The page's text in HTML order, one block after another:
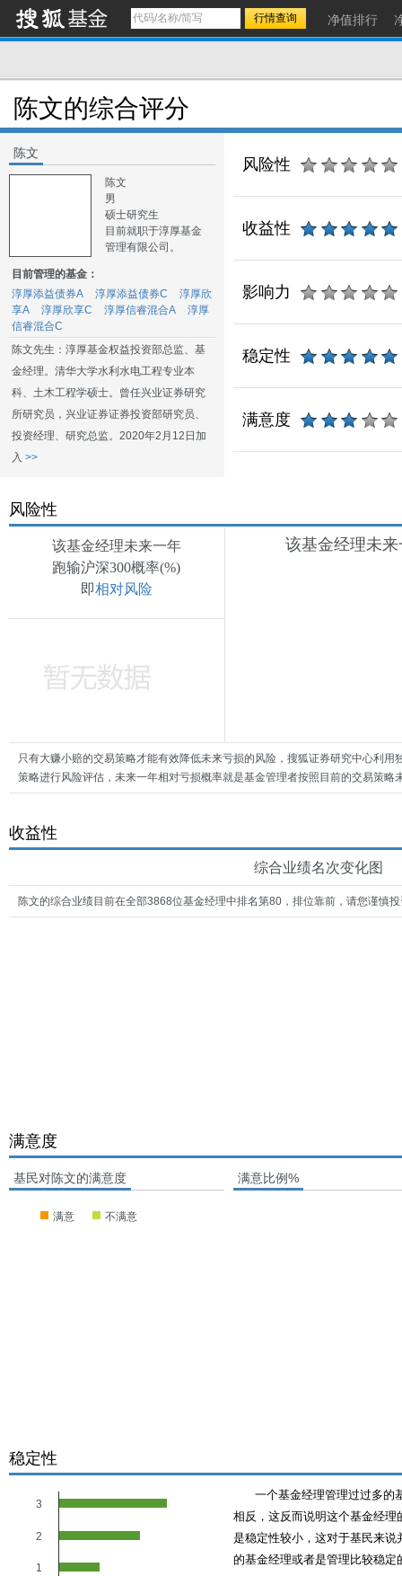
净值排行
陈文的综合评分
陈文
陈文
男
硕士研究生
目前就职于淳厚基金
管理有限公司。
目前管理的基金：
淳厚添益债券A
淳厚添益债券C
淳厚欣
享A
淳厚欣享C 淳厚信睿混合A
淳厚
信睿混合C
陈文先生：淳厚基金权益投资部总监、基
金经理。清华大学水利水电工程专业本
科、土木工程学硕士。曾任兴业证券研究
所研究员，兴业证券证券投资部研究员、
投资经理、研究总监。2020年2月12日加
入 >>
风险性
收益性
影响力
稳定性
满意度
风险性
该基金经理未来一年
跑输沪深300概率(%)
即相对风险
该基金经理未
只有大赚小赔的交易策略才能有效降低未来亏损的风险，搜狐证券研究中心利
策略进行风险评估，未来一年相对亏损概率就是基金管理者按照目前的交易策略
收益性
综合业绩名次变化图
陈文的综合业绩目前在全部3868位基金经理中排名第80，排位靠前，请您谨慎
满意度
基民对陈文的满意度
满意 不满意
满意比例%
稳定性
3
2
1
一个基金经理管理过过多的
相反，这反而说明这个基金经理
是稳定性较小，这对于基民来
的基金经理或者是管理比较稳